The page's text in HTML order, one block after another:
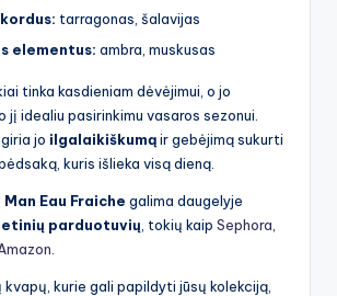
tarragonas, šalavijas
elementus: ambra, muskusas
tinka kasdieniam dėvėjimui, o jo
jį idealiu pasirinkimu vasaros sezonui.
jo ilgalaikiškumąir gebėjimą sukurti
kuris išlieka visą dieną.
Eau Fraiche galima daugelyje
parduotuvių , tokių kaip Sephora
kurie gali papildyti jūsų kolekciją,